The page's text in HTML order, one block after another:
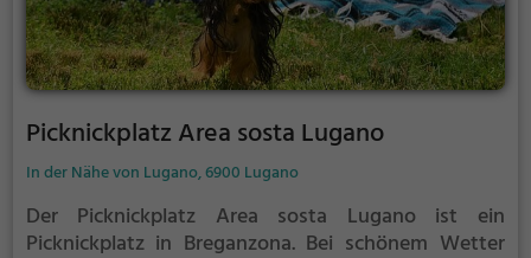
Picknickplatz Area sosta Lugano
In der Nähe von Lugano, 6900 Lugano
Der Picknickplatz Area sosta Lugano ist ein
Picknickplatz in Breganzona. Bei schönem Wetter